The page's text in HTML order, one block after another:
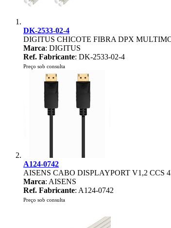
DK-2533-02-4
DIGITUS CHICOTE FIBRA DPX
Marca: DIGITUS
Ref. Fabricante: DK-2533-02-4
Preço sob consulta
A124-0742
AISENS CABO DISPLAYPORT V1,2 CCS
Marca: AISENS
Ref. Fabricante: A124-0742
Preço sob consulta